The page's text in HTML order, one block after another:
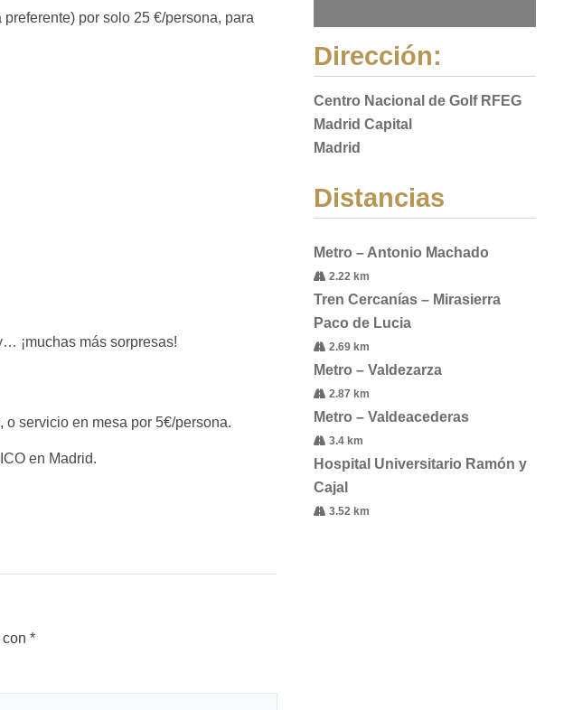
por solo 25 €/persona, para
¡muchas más sorpresas!
servicio en mesa por 5€/persona.
en Madrid.
*
Dirección:
Centro Nacional de Golf RFEG
Madrid Capital
Madrid
Distancias
Metro – Antonio Machado
2.22 km
Tren Cercanías – Mirasierra
Paco de Lucia
2.69 km
Metro – Valdezarza
2.87 km
Metro – Valdeacederas
3.4 km
Hospital Universitario Ramón y
Cajal
3.52 km